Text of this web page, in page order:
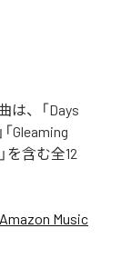
は、「Days
Gleaming
を含む全12
Amazon Music